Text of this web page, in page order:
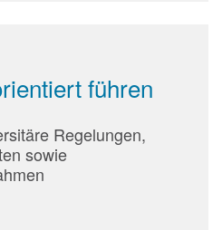
führen
Regelungen,
sowie